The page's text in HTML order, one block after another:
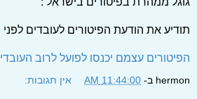
תודיע את הודעת הפיטורים לעובדים
הפיטורים עצמם יכנסו לפועל לרוב
hermon ב- 11:44:00 AM אין תגובות: